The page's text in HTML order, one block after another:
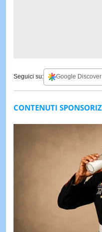
Seguici su: Google Discover